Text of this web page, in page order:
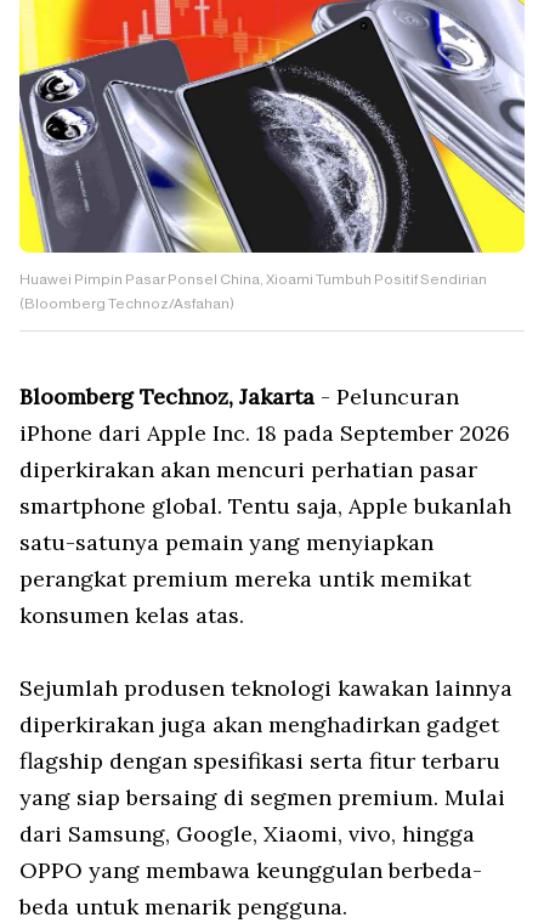
Huawei Pimpin Pasar Ponsel China, Xioami Tumbuh Positif Sendirian
(Bloomberg Technoz/Asfahan)
Bloomberg Technoz, Jakarta - Peluncuran
iPhone dari Apple Inc. 18 pada September 2026
diperkirakan akan mencuri perhatian pasar
smartphone global. Tentu saja, Apple bukanlah
satu-satunya pemain yang menyiapkan
perangkat premium mereka untik memikat
konsumen kelas atas.
Sejumlah produsen teknologi kawakan lainnya
diperkirakan juga akan menghadirkan gadget
flagship dengan spesifikasi serta fitur terbaru
yang siap bersaing di segmen premium. Mulai
dari Samsung, Google, Xiaomi, vivo, hingga
OPPO yang membawa keunggulan berbeda-
beda untuk menarik pengguna.